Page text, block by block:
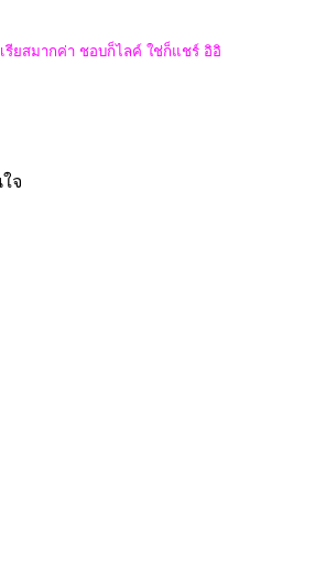
ยสมากค่า ชอบก็ไลค์ ใช่ก็แชร์ อิอิ
จ